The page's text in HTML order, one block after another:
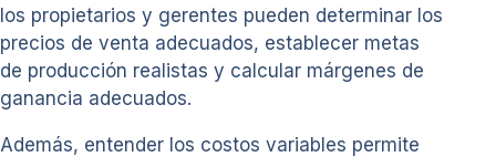
los propietarios y gerentes pueden determinar los
precios de venta adecuados, establecer metas
de producción realistas y calcular márgenes de
ganancia adecuados.
Además, entender los costos variables permite